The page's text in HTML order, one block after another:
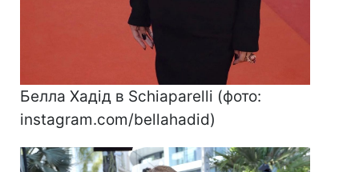
Белла Хадід в Schiaparelli (фото:
instagram.com/bellahadid)